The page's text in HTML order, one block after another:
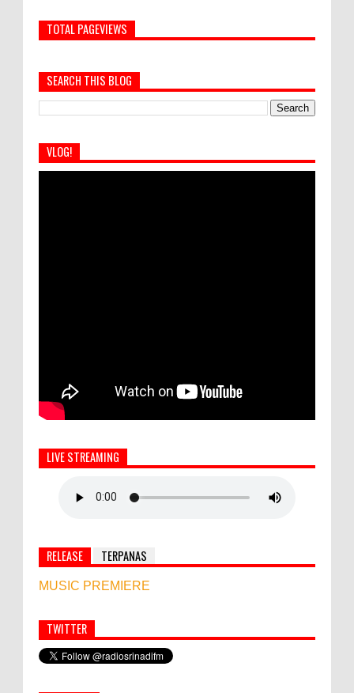
TOTAL PAGEVIEWS
SEARCH THIS BLOG
VLOG!
LIVE STREAMING
RELEASE TERPANAS
MUSIC PREMIERE
Simbol Persahabatan, RI Bangun Islamic Centre di
Afghanistan
TWITTER